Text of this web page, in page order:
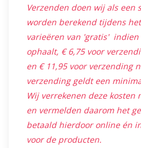
Verzenden doen wij als een
worden berekend tijdens
varieëren van 'gratis'
ophaalt, € 6,75 voor
en € 11,95 voor verzending
verzending geldt een
Wij verrekenen deze
en vermelden daarom het
betaald hierdoor online én
voor de producten.